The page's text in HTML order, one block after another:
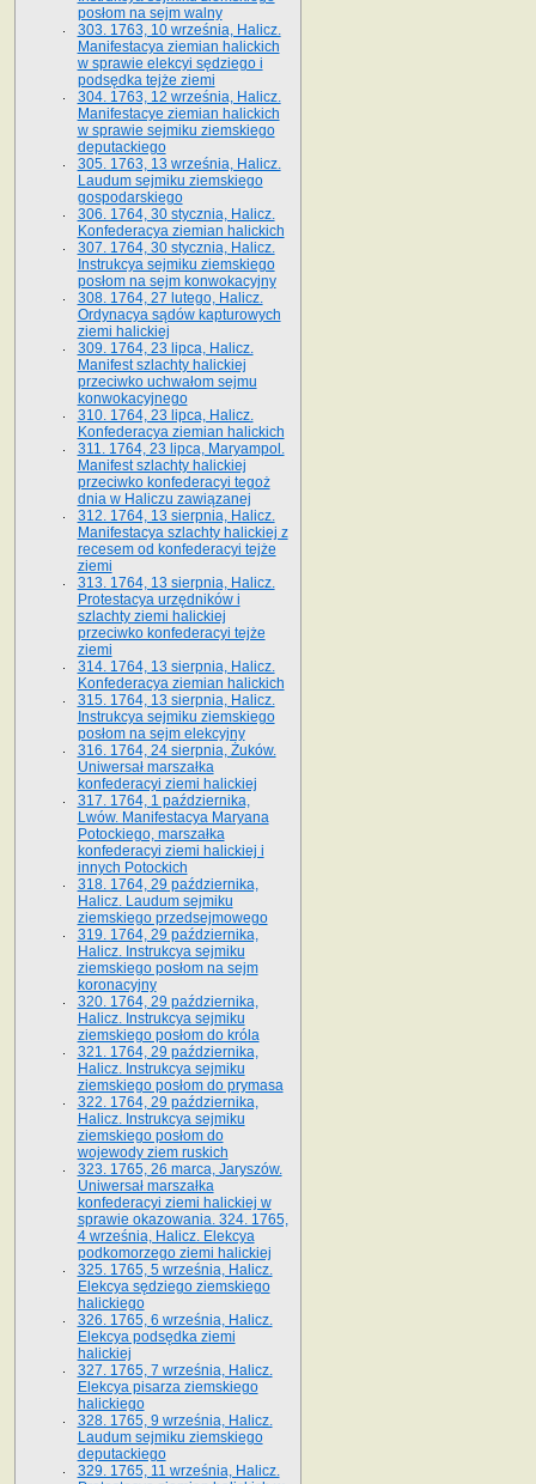
posłom na sejm walny
303. 1763, 10 września, Halicz.
Manifestacya ziemian halickich
w sprawie elekcyi sędziego i
podsędka tejże ziemi
304. 1763, 12 września, Halicz.
Manifestacye ziemian halickich
w sprawie sejmiku ziemskiego
deputackiego
305. 1763, 13 września, Halicz.
Laudum sejmiku ziemskiego
gospodarskiego
306. 1764, 30 stycznia, Halicz.
Konfederacya ziemian halickich
307. 1764, 30 stycznia, Halicz.
Instrukcya sejmiku ziemskiego
posłom na sejm konwokacyjny
308. 1764, 27 lutego, Halicz.
Ordynacya sądów kapturowych
ziemi halickiej
309. 1764, 23 lipca, Halicz.
Manifest szlachty halickiej
przeciwko uchwałom sejmu
konwokacyjnego
310. 1764, 23 lipca, Halicz.
Konfederacya ziemian halickich
311. 1764, 23 lipca, Maryampol.
Manifest szlachty halickiej
przeciwko konfederacyi tegoż
dnia w Haliczu zawiązanej
312. 1764, 13 sierpnia, Halicz.
Manifestacya szlachty halickiej z
recesem od konfederacyi tejże
ziemi
313. 1764, 13 sierpnia, Halicz.
Protestacya urzędników i
szlachty ziemi halickiej
przeciwko konfederacyi tejże
ziemi
314. 1764, 13 sierpnia, Halicz.
Konfederacya ziemian halickich
315. 1764, 13 sierpnia, Halicz.
Instrukcya sejmiku ziemskiego
posłom na sejm elekcyjny
316. 1764, 24 sierpnia, Żuków.
Uniwersał marszałka
konfederacyi ziemi halickiej
317. 1764, 1 października,
Lwów. Manifestacya Maryana
Potockiego, marszałka
konfederacyi ziemi halickiej i
innych Potockich
318. 1764, 29 października,
Halicz. Laudum sejmiku
ziemskiego przedsejmowego
319. 1764, 29 października,
Halicz. Instrukcya sejmiku
ziemskiego posłom na sejm
koronacyjny
320. 1764, 29 października,
Halicz. Instrukcya sejmiku
ziemskiego posłom do króla
321. 1764, 29 października,
Halicz. Instrukcya sejmiku
ziemskiego posłom do prymasa
322. 1764, 29 października,
Halicz. Instrukcya sejmiku
ziemskiego posłom do
wojewody ziem ruskich
323. 1765, 26 marca, Jaryszów.
Uniwersał marszałka
konfederacyi ziemi halickiej w
sprawie okazowania. 324. 1765,
4 września, Halicz. Elekcya
podkomorzego ziemi halickiej
325. 1765, 5 września, Halicz.
Elekcya sędziego ziemskiego
halickiego
326. 1765, 6 września, Halicz.
Elekcya podsędka ziemi
halickiej
327. 1765, 7 września, Halicz.
Elekcya pisarza ziemskiego
halickiego
328. 1765, 9 września, Halicz.
Laudum sejmiku ziemskiego
deputackiego
329. 1765, 11 września, Halicz.